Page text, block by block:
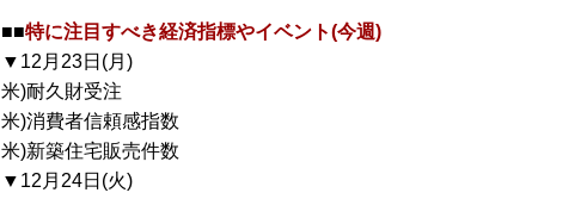
■■特に注目すべき経済指標やイベント(今週)
▼12月23日(月)
米)耐久財受注
米)消費者信頼感指数
米)新築住宅販売件数
▼12月24日(火)